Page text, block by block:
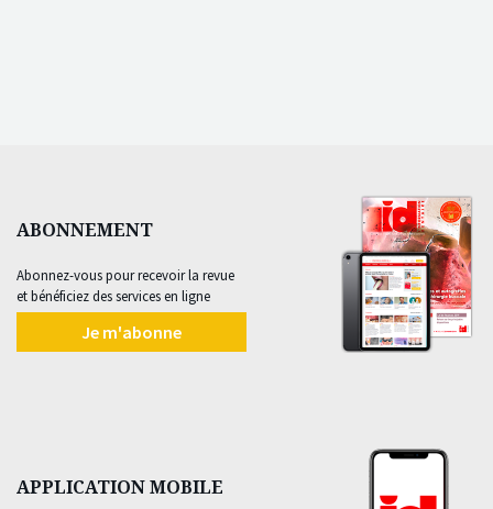
ABONNEMENT
Abonnez-vous pour recevoir la revue
et bénéficiez des services en ligne
Je m'abonne
APPLICATION MOBILE